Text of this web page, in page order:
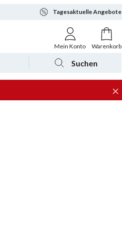
Tagesaktuelle Angebote
Mein Konto Warenkorb
Suchen